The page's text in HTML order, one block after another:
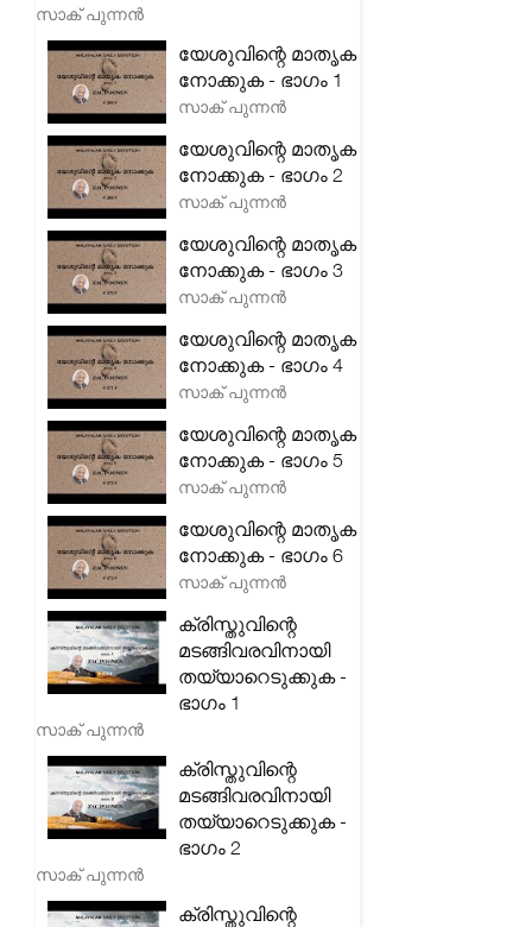
സാക് പുന്നൻ
യേശുവിന്റെ മാതൃക
നോക്കുക - ഭാഗം 1
സാക് പുന്നൻ
യേശുവിന്റെ മാതൃക
നോക്കുക - ഭാഗം 2
സാക് പുന്നൻ
യേശുവിന്റെ മാതൃക
നോക്കുക - ഭാഗം 3
സാക് പുന്നൻ
യേശുവിന്റെ മാതൃക
നോക്കുക - ഭാഗം 4
സാക് പുന്നൻ
യേശുവിന്റെ മാതൃക
നോക്കുക - ഭാഗം 5
സാക് പുന്നൻ
യേശുവിന്റെ മാതൃക
നോക്കുക - ഭാഗം 6
സാക് പുന്നൻ
ക്രിസ്തുവിന്റെ
മടങ്ങിവരവിനായി
തയ്യാറെടുക്കുക -
ഭാഗം 1
സാക് പുന്നൻ
ക്രിസ്തുവിന്റെ
മടങ്ങിവരവിനായി
തയ്യാറെടുക്കുക -
ഭാഗം 2
സാക് പുന്നൻ
ക്രിസ്തുവിന്റെ